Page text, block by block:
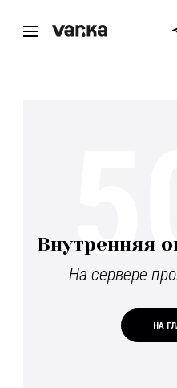
Внутренняя
На сервере
НА